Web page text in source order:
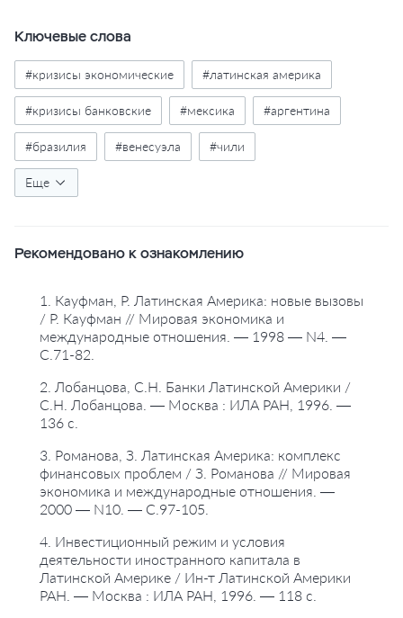
Ключевые слова
#кризисы экономические #латинская америка
#кризисы банковские #мексика #аргентина
#бразилия #венесуэла #чили
#банковские реформы
Еще
Рекомендовано к ознакомлению
1. Кауфман, Р. Латинская Америка: новые вызовы
/ Р. Кауфман // Мировая экономика и
международные отношения. — 1998 — N4. —
С.71-82.
2. Лобанцова, С.Н. Банки Латинской Америки /
С.Н. Лобанцова. — Москва : ИЛА РАН, 1996. —
136 с.
3. Романова, З. Латинская Америка: комплекс
финансовых проблем / З. Романова // Мировая
экономика и международные отношения. —
2000 — N10. — С.97-105.
4. Инвестиционный режим и условия
деятельности иностранного капитала в
Латинской Америке / Ин-т Латинской Америки
РАН. — Москва : ИЛА РАН, 1996. — 118 с.